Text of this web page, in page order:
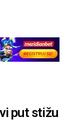
put stižu